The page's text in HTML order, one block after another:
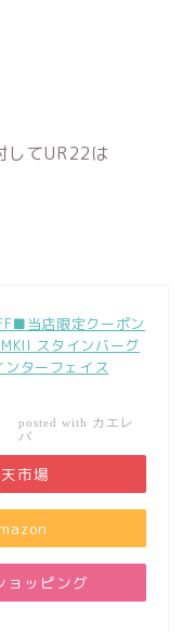
してUR22は
当店限定クーポン
スタインバーグ
ンターフェイス
posted with カエレ
バ
市場
ョッピング